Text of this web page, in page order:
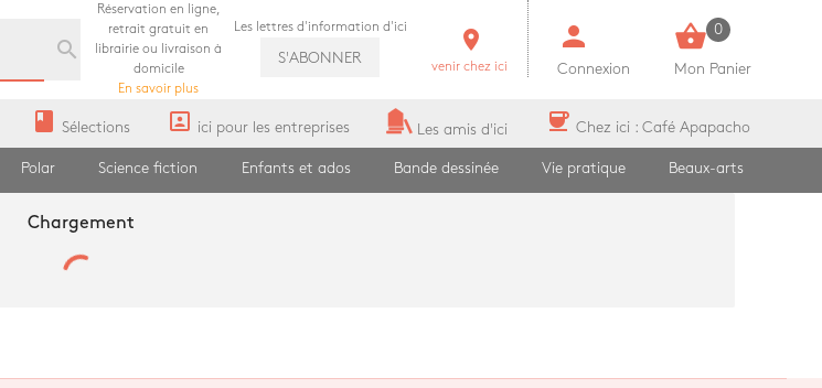
search
Réservation en ligne,
retrait gratuit en
librairie ou livraison à
domicile
En savoir plus
Les lettres d'information d'ici
S'ABONNER
room
venir chez ici
person
Connexion
shopping_basket 0
Mon Panier
book Sélections portrait ici pour les entreprises Les amis d'ici coffee Chez ici : Café Apapacho
Polar Science fiction Enfants et ados Bande dessinée Vie pratique Beaux-arts
Chargement